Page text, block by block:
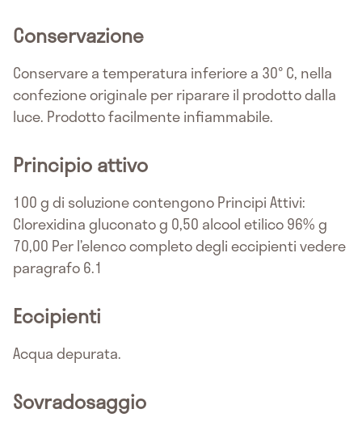
Conservazione
Conservare a temperatura inferiore a 30° C, nella
confezione originale per riparare il prodotto dalla
luce. Prodotto facilmente infiammabile.
Principio attivo
100 g di soluzione contengono Principi Attivi:
Clorexidina gluconato g 0,50 alcool etilico 96% g
70,00 Per l’elenco completo degli eccipienti vedere
paragrafo 6.1
Eccipienti
Acqua depurata.
Sovradosaggio